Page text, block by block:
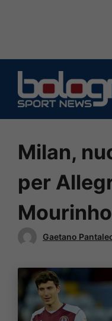
contenuto
Milan,
per
Mourinho
Gaetano